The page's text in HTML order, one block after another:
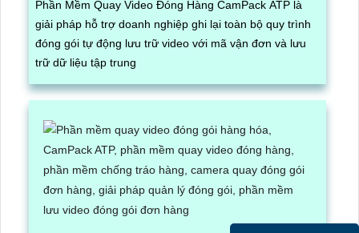
Phần Mềm Quay Video Đóng Hàng CamPack ATP là
giải pháp hỗ trợ doanh nghiệp ghi lại toàn bộ quy trình
đóng gói tự động lưu trữ video với mã vận đơn và lưu
trữ dữ liệu tập trung